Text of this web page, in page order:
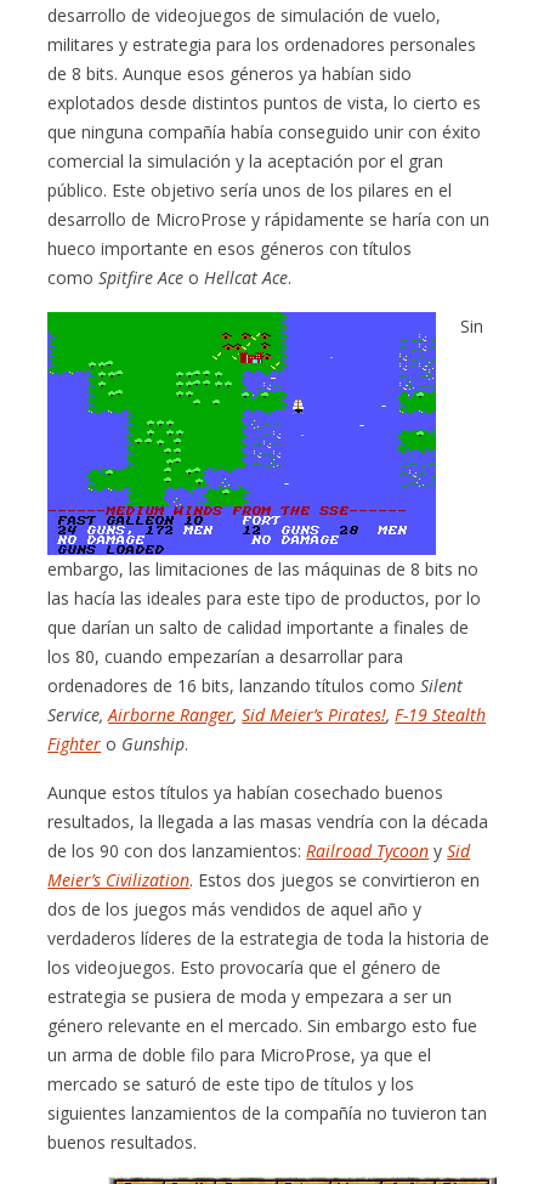
desarrollo de videojuegos de simulación de vuelo,
militares y estrategia para los ordenadores personales
de 8 bits. Aunque esos géneros ya habían sido
explotados desde distintos puntos de vista, lo cierto es
que ninguna compañía había conseguido unir con éxito
comercial la simulación y la aceptación por el gran
público. Este objetivo sería unos de los pilares en el
desarrollo de MicroProse y rápidamente se haría con un
hueco importante en esos géneros con títulos
comoSpitfire Ace oHellcat Ace.
Sin
embargo, las limitaciones de las máquinas de 8 bits no
las hacía las ideales para este tipo de productos, por lo
que darían un salto de calidad importante a finales de
los 80, cuando empezarían a desarrollar para
ordenadores de 16 bits, lanzando títulos comoSilent
Service,Airborne Ranger,Sid Meier’s Pirates!,F-19 Stealth
Fighter o Gunship.
Aunque estos títulos ya habían cosechado buenos
resultados, la llegada a las masas vendría con la década
de los 90 con dos lanzamientos:Railroad Tycoon ySid
Meier’s Civilization. Estos dos juegos se convirtieron en
dos de los juegos más vendidos de aquel año y
verdaderos líderes de la estrategia de toda la historia de
los videojuegos. Esto provocaría que el género de
estrategia se pusiera de moda y empezara a ser un
género relevante en el mercado. Sin embargo esto fue
un arma de doble filo para MicroProse, ya que el
mercado se saturó de este tipo de títulos y los
siguientes lanzamientos de la compañía no tuvieron tan
buenos resultados.